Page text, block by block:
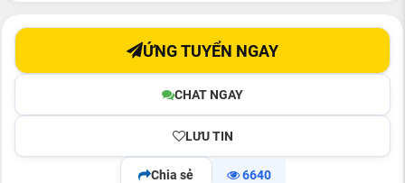
CHAT NGAY
LƯU TIN
ỨNG TUYỂN NGAY
Chia sẻ 6640